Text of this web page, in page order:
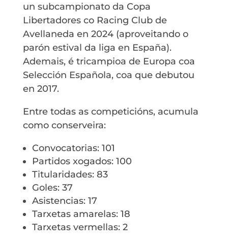
un subcampionato da Copa
Libertadores co Racing Club de
Avellaneda en 2024 (aproveitando o
parón estival da liga en España).
Ademais, é tricampioa de Europa coa
Selección Española, coa que debutou
en 2017.
Entre todas as competicións, acumula
como conserveira:
Convocatorias: 101
Partidos xogados: 100
Titularidades: 83
Goles: 37
Asistencias: 17
Tarxetas amarelas: 18
Tarxetas vermellas: 2